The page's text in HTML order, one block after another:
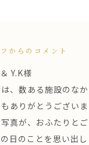
からのコメント
Y.K様
、数ある施設のな
ありがとうござい
真が、おふたりと
日のことを思い出